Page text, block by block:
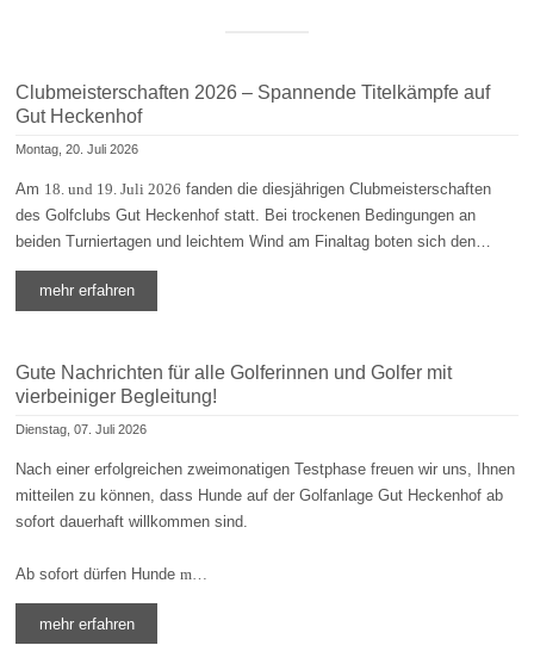
Clubmeisterschaften 2026 – Spannende Titelkämpfe auf
Gut Heckenhof
Montag, 20. Juli 2026
Am 18. und 19. Juli 2026 fanden die diesjährigen Clubmeisterschaften
des Golfclubs Gut Heckenhof statt. Bei trockenen Bedingungen an
beiden Turniertagen und leichtem Wind am Finaltag boten sich den…
mehr erfahren
Gute Nachrichten für alle Golferinnen und Golfer mit
vierbeiniger Begleitung!
Dienstag, 07. Juli 2026
Nach einer erfolgreichen zweimonatigen Testphase freuen wir uns, Ihnen
mitteilen zu können, dass Hunde auf der Golfanlage Gut Heckenhof ab
sofort dauerhaft willkommen sind.
Ab sofort dürfen Hundem…
mehr erfahren